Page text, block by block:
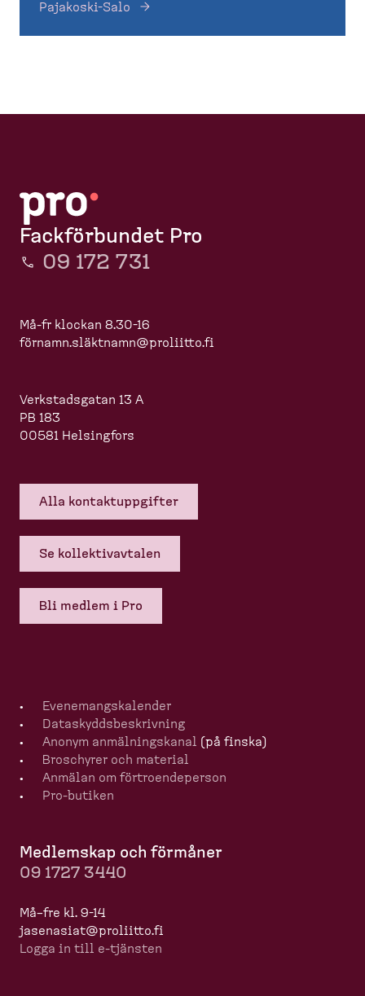
Pajakoski-Salo
Fackförbundet Pro
09 172 731
Må-fr klockan 8.30-16
förnamn.släktnamn@proliitto.fi
Verkstadsgatan 13 A
PB 183
00581 Helsingfors
Alla kontakt­upp­gifter
Se kollek­tivavtalen
Bli medlem i Pro
Evenemangska­lender
Dataskydds­be­skrivning
Anonym anmälningskanal
(på finska)
Broschyrer och material
Anmälan om förtro­en­de­person
Pro-​butiken
Medlemskap och förmåner
09 1727 3440
Må–fre kl. 9-14
jasenasiat@proliitto.fi
Logga in till e-​tjänsten